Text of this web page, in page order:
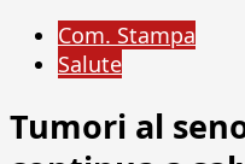
Com. Stampa
Salute
Tumori al